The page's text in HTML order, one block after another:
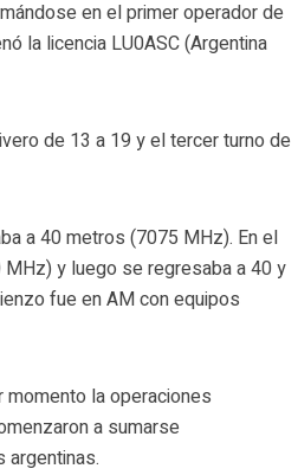
en el primer operador de
la licencia LU0ASC (Argentina
de 13 a 19 y el tercer turno de
a 40 metros (7075 MHz). En el
y luego se regresaba a 40 y
fue en AM con equipos
momento la operaciones
a sumarse